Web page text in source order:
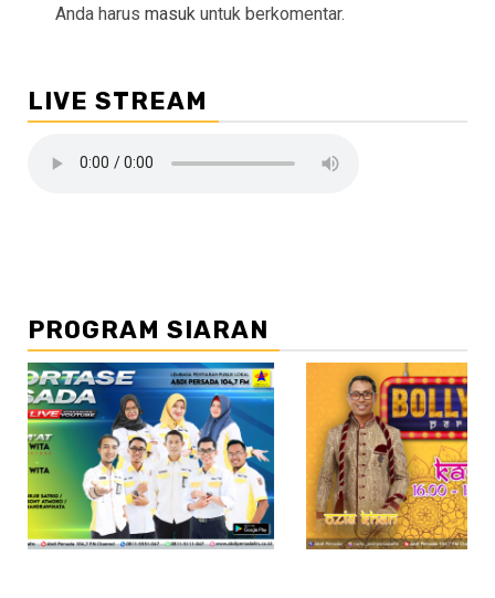
Anda harus masuk untuk berkomentar.
LIVE STREAM
PROGRAM SIARAN
//2